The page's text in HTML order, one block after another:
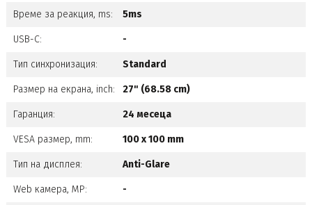
Време за реакция, ms: 5ms
USB-C: -
Тип синхронизация: Standard
Размер на екрана, inch: 27" (68.58 cm)
Гаранция: 24 месеца
VESA размер, mm: 100 x 100 mm
Тип на дисплея: Anti-Glare
Web камера, MP: -